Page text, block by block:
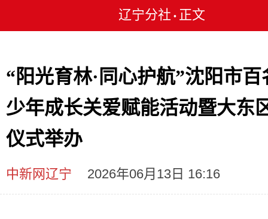
辽宁分社 • 正文
“阳光育林·同心护航”沈阳市百
少年成长关爱赋能活动暨大东
仪式举办
中新网辽宁 2026年06月13日 16:16